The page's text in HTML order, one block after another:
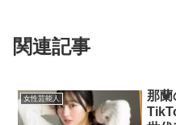
関連記事
女性芸能人
那蘭